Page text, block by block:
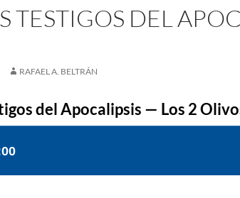
TESTIGOS DEL
RAFAEL A. BELTRÁN
del Apocalipsis — Los 2